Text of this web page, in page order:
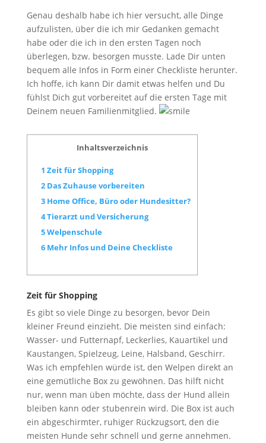
Genau deshalb habe ich hier versucht, alle Dinge
aufzulisten, über die ich mir Gedanken gemacht
habe oder die ich in den ersten Tagen noch
überlegen, bzw. besorgen musste. Lade Dir unten
bequem alle Infos in Form einer Checkliste herunter.
Ich hoffe, ich kann Dir damit etwas helfen und Du
fühlst Dich gut vorbereitet auf die ersten Tage mit
Deinem neuen Familienmitglied.
Inhaltsverzeichnis
1 Zeit für Shopping
2 Das Zuhause vorbereiten
3 Home Office, Büro oder Hundesitter?
4Tierarzt und Versicherung
5Welpenschule
6 Mehr Infos und Deine Checkliste
Zeit für Shopping
Es gibt so viele Dinge zu besorgen, bevor Dein
kleiner Freund einzieht. Die meisten sind einfach:
Wasser- und Futternapf, Leckerlies, Kauartikel und
Kaustangen, Spielzeug, Leine, Halsband, Geschirr.
Was ich empfehlen würde ist, den Welpen direkt an
eine gemütliche Box zu gewöhnen. Das hilft nicht
nur, wenn man üben möchte, dass der Hund allein
bleiben kann oder stubenrein wird. Die Box ist auch
ein abgeschirmter, ruhiger Rückzugsort, den die
meisten Hunde sehr schnell und gerne annehmen.